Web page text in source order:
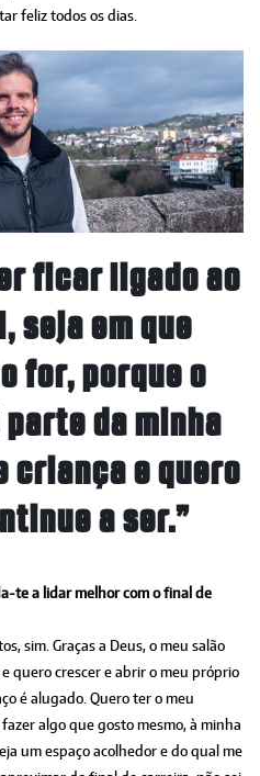
feliz todos os dias.
ficar ligado ao
seja em que
for, porque o
da minha
criança e quero
a ser.”
te a lidar melhor com o final de
sim. Graças a Deus, o meu salão
quero crescer e abrir o meu próprio
é alugado. Quero ter o meu
algo que gosto mesmo, à minha
um espaço acolhedor e do qual me